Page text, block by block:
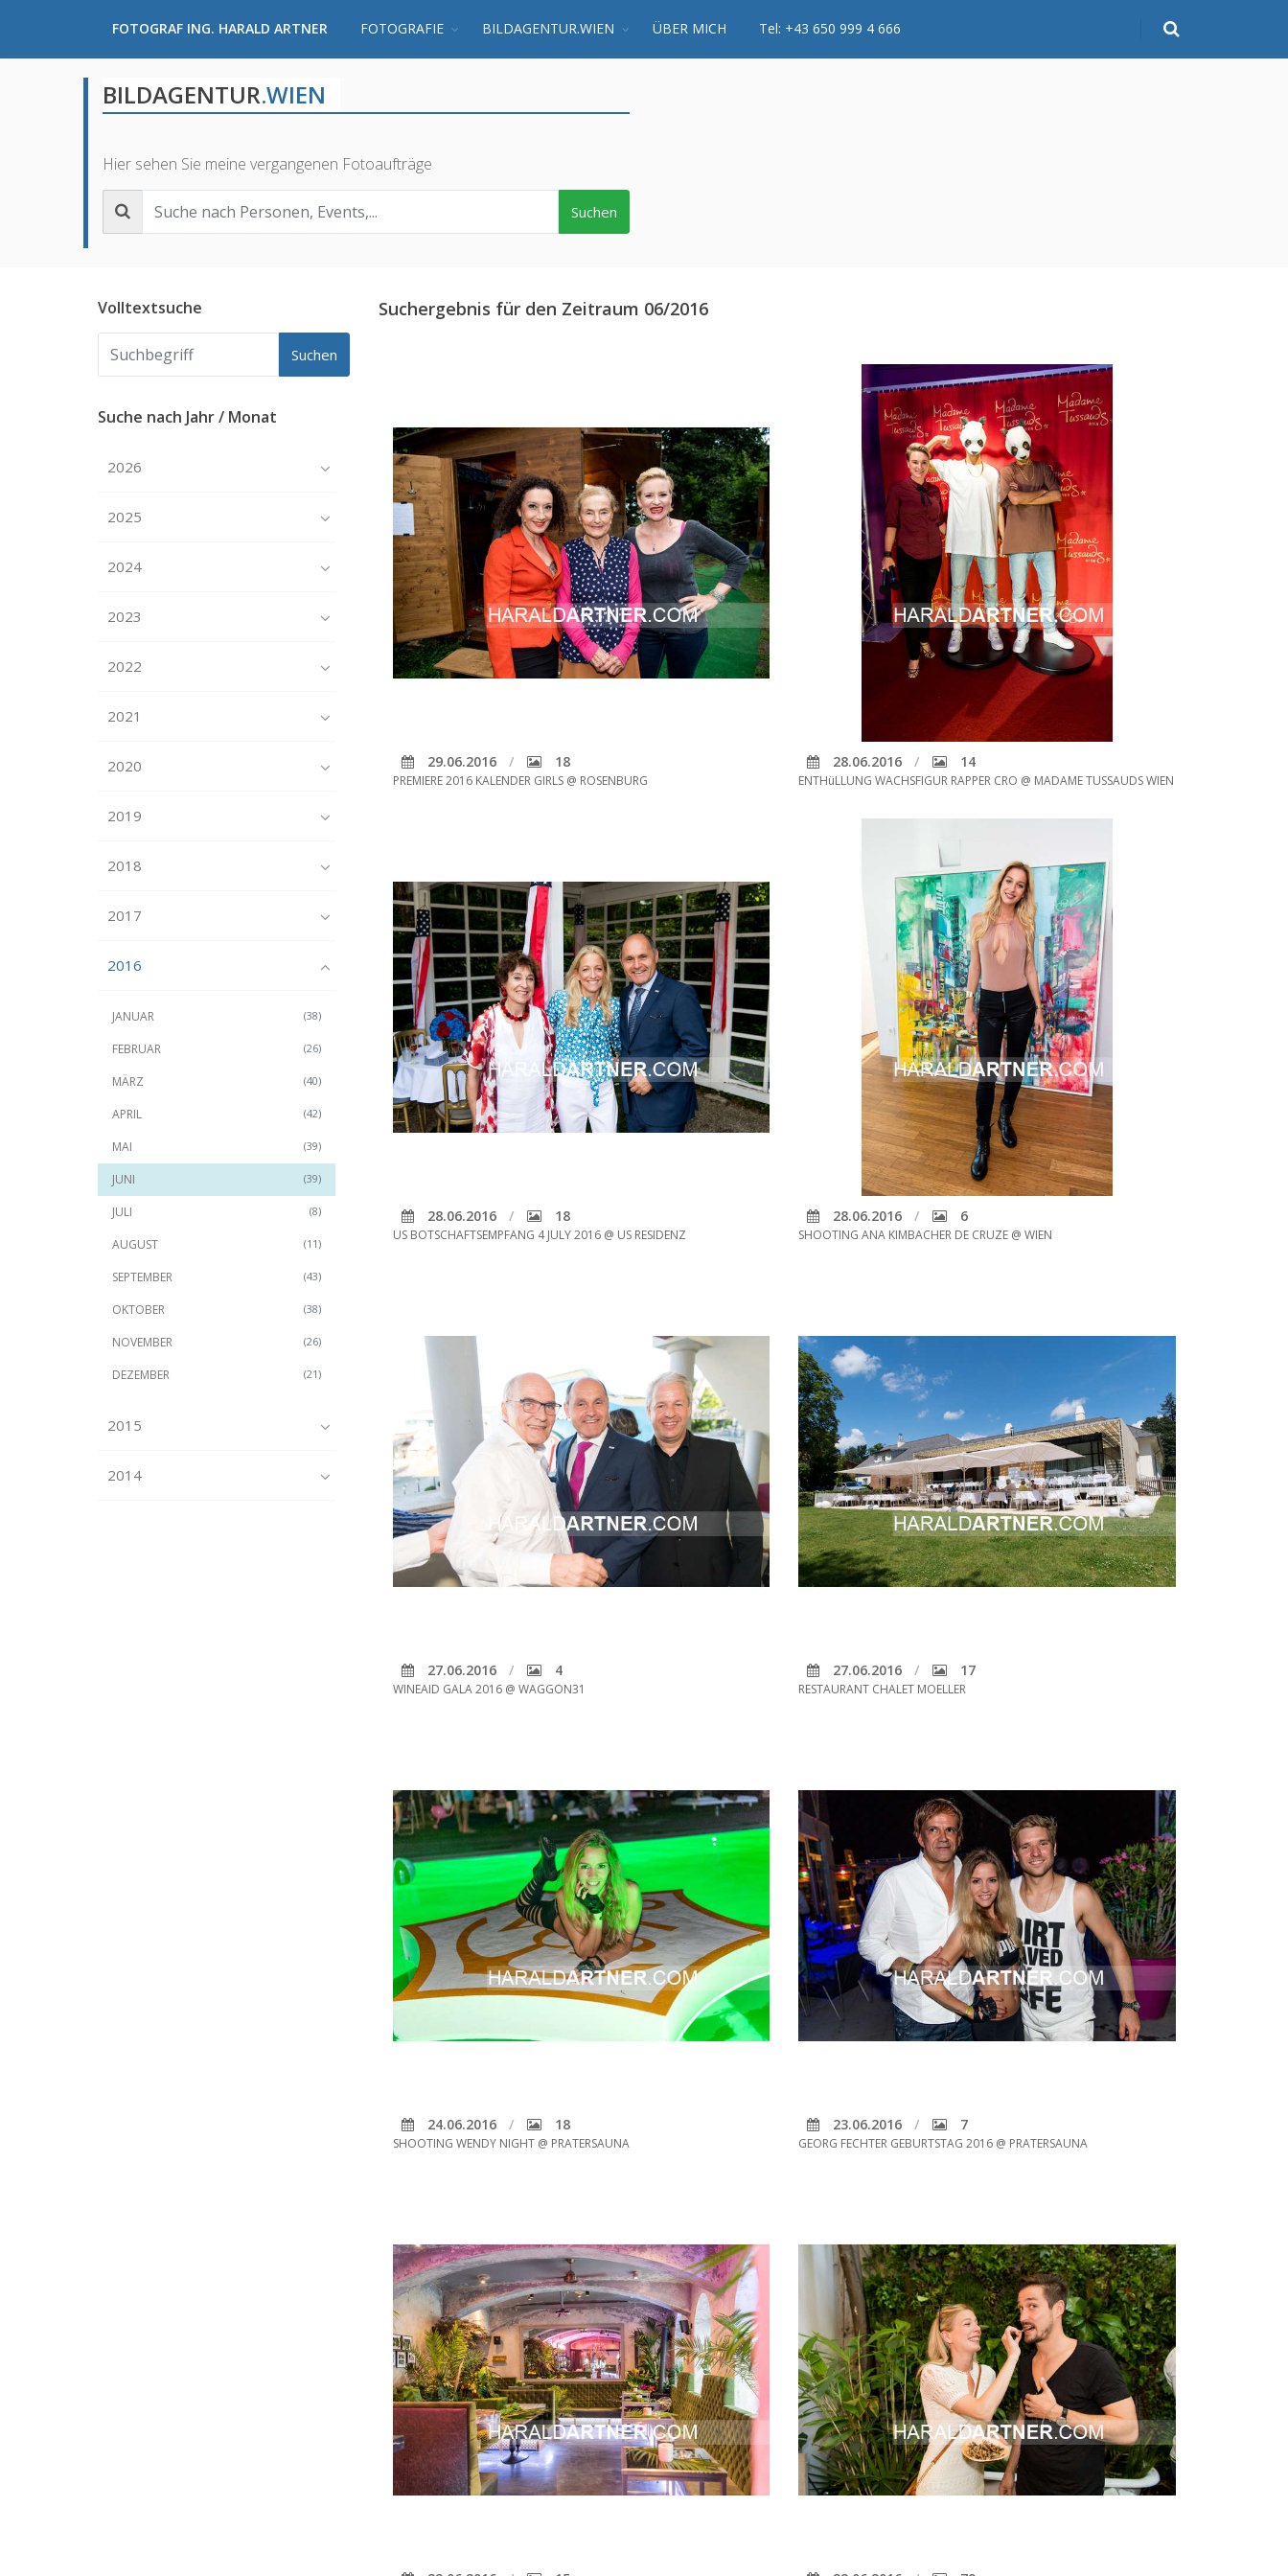
FOTOGRAF ING. HARALD ARTNER FOTOGRAFIE BILDAGENTUR.WIEN ÜBER MICH Tel: +43 650 999 4 666
BILDAGENTUR.WIEN
Hier sehen Sie meine vergangenen Fotoaufträge
Suchen
Volltextsuche
Suchen
Suche nach Jahr / Monat
2026
2025
2024
2023
2022
2021
2020
2019
2018
2017
2016
(38)
JANUAR
(26)
FEBRUAR
(40)
MÄRZ
(42)
APRIL
(39)
MAI
(39)
JUNI
(8)
JULI
(11)
AUGUST
(43)
SEPTEMBER
(38)
OKTOBER
(26)
NOVEMBER
(21)
DEZEMBER
2015
2014
Suchergebnis für den Zeitraum 06/2016
29.06.2016 18
PREMIERE 2016 KALENDER GIRLS @ ROSENBURG
28.06.2016 14
ENTHüLLUNG WACHSFIGUR RAPPER CRO @ MADAME TUSSAUDS WIEN
28.06.2016 18
US BOTSCHAFTSEMPFANG 4 JULY 2016 @ US RESIDENZ
28.06.2016 6
SHOOTING ANA KIMBACHER DE CRUZE @ WIEN
27.06.2016 4
WINEAID GALA 2016 @ WAGGON31
27.06.2016 17
RESTAURANT CHALET MOELLER
24.06.2016 18
SHOOTING WENDY NIGHT @ PRATERSAUNA
23.06.2016 7
GEORG FECHTER GEBURTSTAG 2016 @ PRATERSAUNA